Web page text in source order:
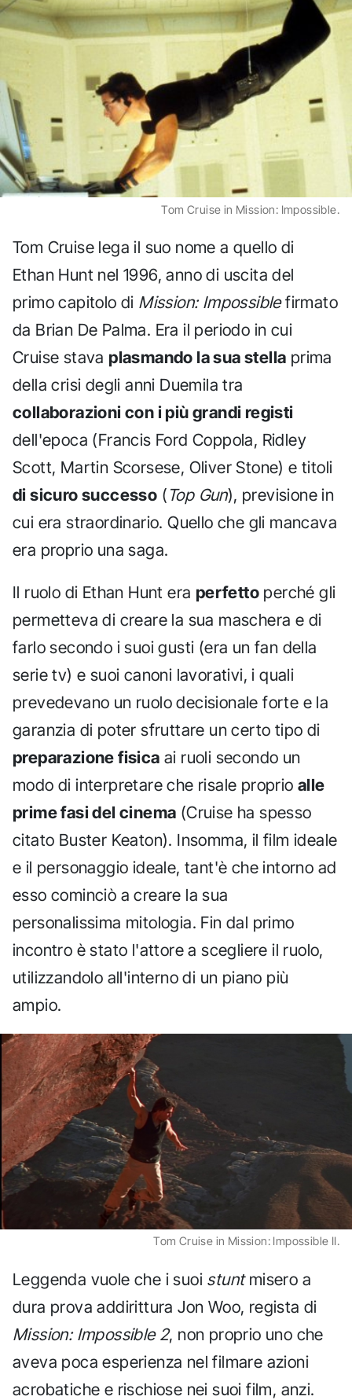
Tom Cruise in Mission: Impossible.
Tom Cruise lega il suo nome a quello di
Ethan Hunt nel 1996, anno di uscita del
primo capitolo di Mission: Impossiblefirmato
da Brian De Palma. Era il periodo in cui
Cruise stava plasmando la sua stella prima
della crisi degli anni Duemila tra
collaborazioni con i più grandi registi
dell'epoca (Francis Ford Coppola, Ridley
Scott, Martin Scorsese, Oliver Stone) e titoli
di sicuro successo ( Top Gun), previsione in
cui era straordinario. Quello che gli mancava
era proprio una saga.
Il ruolo di Ethan Hunt era perfetto perché gli
permetteva di creare la sua maschera e di
farlo secondo i suoi gusti (era un fan della
serie tv) e suoi canoni lavorativi, i quali
prevedevano un ruolo decisionale forte e la
garanzia di poter sfruttare un certo tipo di
preparazione fisica ai ruoli secondo un
modo di interpretare che risale proprio alle
prime fasi del cinema (Cruise ha spesso
citato Buster Keaton). Insomma, il film ideale
e il personaggio ideale, tant'è che intorno ad
esso cominciò a creare la sua
personalissima mitologia. Fin dal primo
incontro è stato l'attore a scegliere il ruolo,
utilizzandolo all'interno di un piano più
ampio.
Tom Cruise in Mission: Impossible II.
Leggenda vuole che i suoi stuntmisero a
dura prova addirittura Jon Woo, regista di
Mission: Impossible 2, non proprio uno che
aveva poca esperienza nel filmare azioni
acrobatiche e rischiose nei suoi film, anzi.